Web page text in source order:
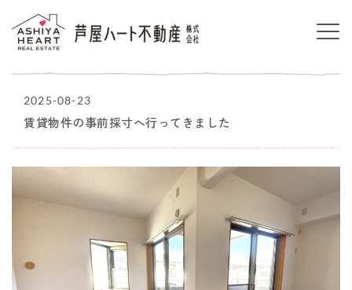
2025-08-23
賃貸物件の事前採寸へ行ってきました